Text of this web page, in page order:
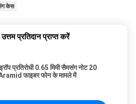
केस
प्रतिदान प्राप्त करें
प्रतिरोधी 0.65 मिमी सैमसंग नोट 20
फाइबर फोन के मामले में